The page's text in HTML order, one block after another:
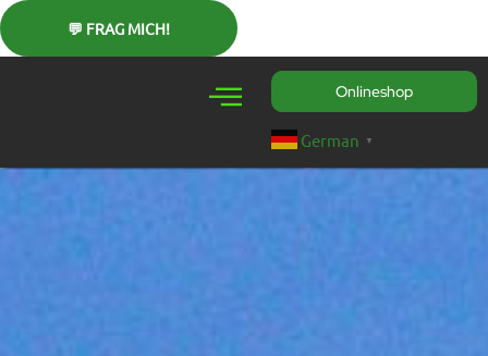
Inhalt
springen
Onlineshop
German ▼